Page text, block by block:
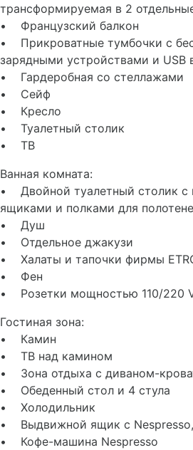
трансформируемая в 2
• Французский балкон
• Прикроватные тумбочки с
зарядными устройствами и USB
• Гардеробная со стеллажами
• Сейф
• Кресло
• Туалетный столик
• ТВ
Ванная комната:
• Двойной туалетный столик
ящиками и полками для
• Душ
• Отдельное джакузи
• Халаты и тапочки фирмы
• Фен
• Розетки мощностью 110/220
Гостиная зона:
• Камин
• ТВ над камином
• Зона отдыха с диваном-
• Обеденный стол и 4 стула
• Холодильник
• Выдвижной ящик с
• Кофе-машина Nespresso